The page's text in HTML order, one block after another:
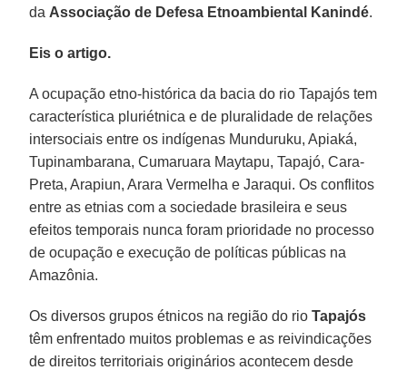
da Associação de Defesa Etnoambiental Kanindé.
Eis o artigo.
A ocupação etno-histórica da bacia do rio Tapajós tem
característica pluriétnica e de pluralidade de relações
intersociais entre os indígenas Munduruku, Apiaká,
Tupinambarana, Cumaruara Maytapu, Tapajó, Cara-
Preta, Arapiun, Arara Vermelha e Jaraqui. Os conflitos
entre as etnias com a sociedade brasileira e seus
efeitos temporais nunca foram prioridade no processo
de ocupação e execução de políticas públicas na
Amazônia.
Os diversos grupos étnicos na região do rioTapajós
têm enfrentado muitos problemas e as reivindicações
de direitos territoriais originários acontecem desde